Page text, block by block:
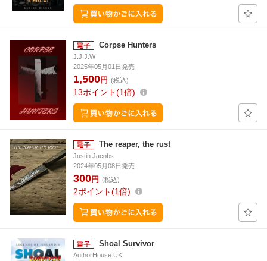
Corpse Hunters
J.J.J.W
2025年05月01日発売
1,500円 (税込)
13ポイント 1倍
The reaper, the rust
Justin Jacobs
2024年05月08日発売
300円 (税込)
2ポイント 1倍
Shoal Survivor
AuthorHouse UK